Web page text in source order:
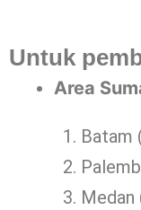
Untuk
Area
Batam